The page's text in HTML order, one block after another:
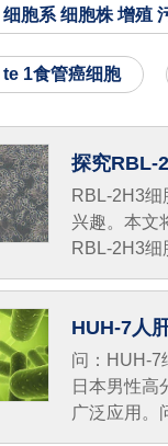
细胞系 细胞株 增殖
te 1食管癌细胞
探究RBL-
RBL-2H3细
兴趣。本文
RBL-2H3
HUH-7人
问：HUH-7
日本男性高
广泛应用。